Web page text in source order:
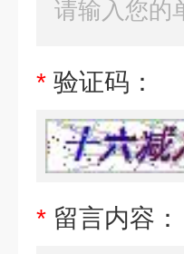
* 验证码：
* 留言内容：